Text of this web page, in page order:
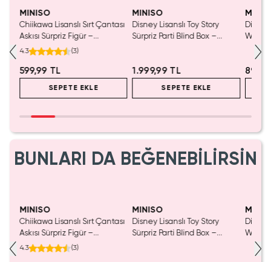
MINISO
Chiikawa Lisanslı Sırt Çantası
Askısı Sürpriz Figür –
Koleksiyonluk Blind Box
4.3 (3)
599,99 TL
SEPETE EKLE
MINISO
Disney Lisanslı Toy Story
Sürpriz Parti Blind Box –
1.999,99 TL
SEPETE EKLE
Disney
mL –
BUNLARI DA BEĞENEBİLİRSİN
MINISO
Chiikawa Lisanslı Sırt Çantası
Askısı Sürpriz Figür –
Koleksiyonluk Blind Box
4.3 (3)
MINISO
Disney Lisanslı Toy Story
Sürpriz Parti Blind Box –
Disney
mL –